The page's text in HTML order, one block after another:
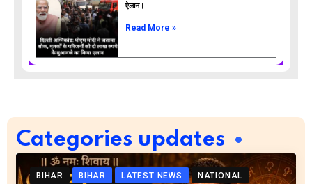
ऐलान।
Read More »
Categories updates
BIHAR BIHAR LATEST NEWS
NATIONAL